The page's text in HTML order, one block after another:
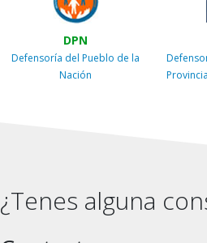
DPN
Defensoría del Pueblo de la
Nación
¿Tenes alguna